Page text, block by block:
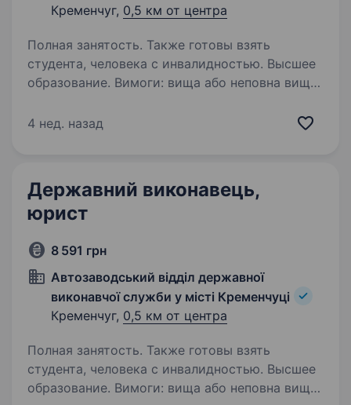
Кременчуг, 0,5 км от центра
Полная занятость. Также готовы взять
студента, человека с инвалидностью. Высшее
образование. Вимоги: вища або неповна вища
необов’язковий‌ вміння працювати в команді,
4 нед. назад
Державний виконавець,
юрист
8 591 грн
Автозаводський відділ державної
виконавчої служби у місті Кременчуці
Кременчуг, 0,5 км от центра
Полная занятость. Также готовы взять
студента, человека с инвалидностью. Высшее
образование. Вимоги: вища або неповна вища